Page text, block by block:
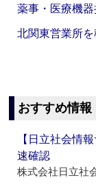
薬事・医療機
北関東営業所
おすすめ情報
【日立社会情
速確認
株式会社日立社